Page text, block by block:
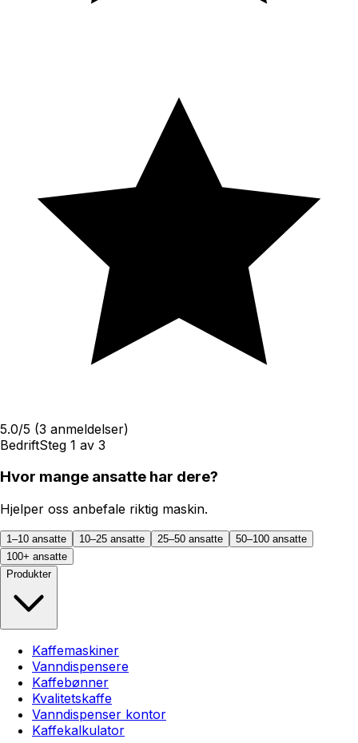
5.0/5 (3 anmeldelser)
BedriftSteg 1 av 3
Hvor mange ansatte har dere?
Hjelper oss anbefale riktig maskin.
1–10 ansatte 10–25 ansatte 25–50 ansatte
50–100 ansatte
100+ ansatte
Produkter
Kaffemaskiner
Vanndispensere
Kaffebønner
Kvalitetskaffe
Vanndispenser kontor
Kaffekalkulator